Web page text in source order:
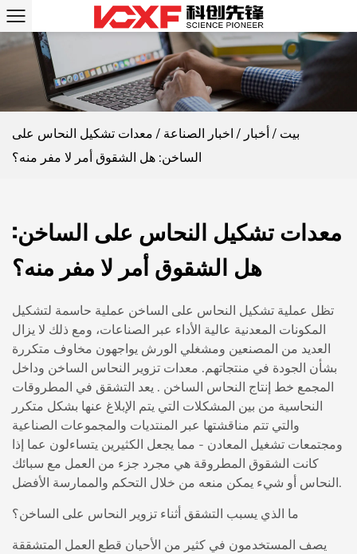
بيت / أخبار / اخبار الصناعة / معدات تشكيل النحاس على
الساخن: هل الشقوق أمر لا مفر منه؟
معدات تشكيل النحاس على الساخن:
هل الشقوق أمر لا مفر منه؟
تظل عملية تشكيل النحاس على الساخن عملية حاسمة لتشكيل
المكونات المعدنية عالية الأداء عبر الصناعات، ومع ذلك لا يزال
العديد من المصنعين ومشغلي الورش يواجهون مخاوف متكررة
بشأن الجودة في منتجاتهم. معدات تزوير النحاس الساخن وداخل
المجمع خط إنتاج النحاس الساخن . يعد التشقق في المطروقات
النحاسية من بين المشكلات التي يتم الإبلاغ عنها بشكل متكرر
والتي تتم مناقشتها عبر المنتديات والمجموعات الصناعية
ومجتمعات تشغيل المعادن - مما يجعل الكثيرين يتساءلون عما إذا
كانت الشقوق المطروقة هي مجرد جزء من العمل مع سبائك
النحاس أو شيء يمكن منعه من خلال التحكم والممارسة الأفضل.
ما الذي يسبب التشقق أثناء تزوير النحاس على الساخن؟
يصف المستخدمون في كثير من الأحيان قطع العمل المتشققة